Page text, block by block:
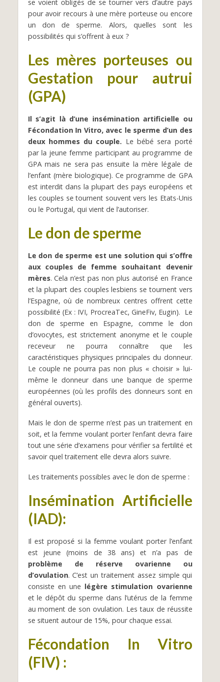
se voient obligés de se tourner vers d’autre pays
pour avoir recours à une mère porteuse ou encore
un don de sperme. Alors, quelles sont les
possibilités qui s’offrent à eux ?
Les mères porteuses ou
Gestation pour autrui
(GPA)
Il s’agit là d’une insémination artificielle ou
Fécondation In Vitro, avec le sperme d’un des
deux hommes du couple. Le bébé sera porté
par la jeune femme participant au programme de
GPA mais ne sera pas ensuite la mère légale de
l’enfant (mère biologique). Ce programme de GPA
est interdit dans la plupart des pays européens et
les couples se tournent souvent vers les Etats-Unis
ou le Portugal, qui vient de l’autoriser.
Le don de sperme
Le don de sperme est une solution qui s’offre
aux couples de femme souhaitant devenir
mères. Cela n’est pas non plus autorisé en France
et la plupart des couples lesbiens se tournent vers
l’Espagne, où de nombreux centres offrent cette
possibilité (Ex : IVI, ProcreaTec, GineFiv, Eugin). Le
don de sperme en Espagne, comme le don
d’ovocytes, est strictement anonyme et le couple
receveur ne pourra connaître que les
caractéristiques physiques principales du donneur.
Le couple ne pourra pas non plus « choisir » lui-
même le donneur dans une banque de sperme
européennes (où les profils des donneurs sont en
général ouverts).
Mais le don de sperme n’est pas un traitement en
soit, et la femme voulant porter l’enfant devra faire
tout une série d’examens pour vérifier sa fertilité et
savoir quel traitement elle devra alors suivre.
Les traitements possibles avec le don de sperme :
Insémination Artificielle
(IAD):
Il est proposé si la femme voulant porter l’enfant
est jeune (moins de 38 ans) et n’a pas de
problème de réserve ovarienne ou
d’ovulation. C’est un traitement assez simple qui
consiste en une légère stimulation ovarienne
et le dépôt du sperme dans l’utérus de la femme
au moment de son ovulation. Les taux de réussite
se situent autour de 15%, pour chaque essai.
Fécondation In Vitro
(FIV) :